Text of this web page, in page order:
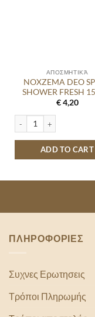
ΑΠΟΣΜΗΤΙΚΆ
NOXZEMA DEO
SHOWER FRESH
€4,20
NOXZEMA DEO SPRAY
ADD TO CART
ΠΛΗΡΟΦΟΡΙΕΣ
Συχνες Ερωτησεις
Τρόποι Πληρωμής